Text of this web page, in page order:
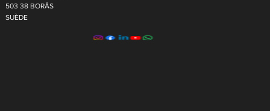
503 38 BORÅS
SUÈDE